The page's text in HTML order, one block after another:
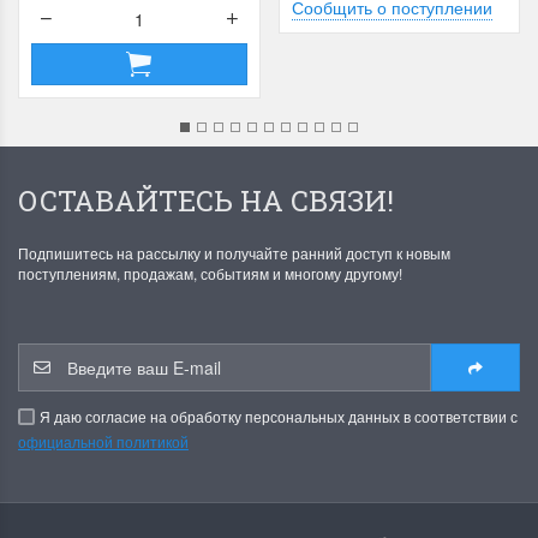
Сообщить о поступлении
ОСТАВАЙТЕСЬ НА СВЯЗИ!
Подпишитесь на рассылку и получайте ранний доступ к новым
поступлениям, продажам, событиям и многому другому!
Я даю согласие на обработку персональных данных в соответствии с
официальной политикой